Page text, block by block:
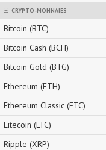
CRYPTO-MONNAIES
Bitcoin (BTC)
Bitcoin Cash (BCH)
Bitcoin Gold (BTG)
Ethereum (ETH)
Ethereum Classic (ETC)
Litecoin (LTC)
Ripple (XRP)